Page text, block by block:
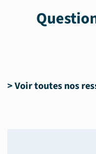
>Voir toutes nos